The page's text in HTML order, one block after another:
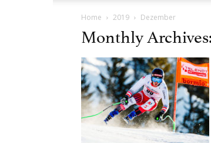
Home 2019 Dezember
Monthly